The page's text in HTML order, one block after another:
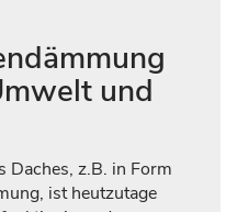
und
Daches, z.B. in Form
ist heutzutage